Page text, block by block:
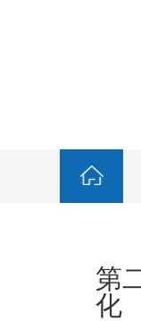
第
化